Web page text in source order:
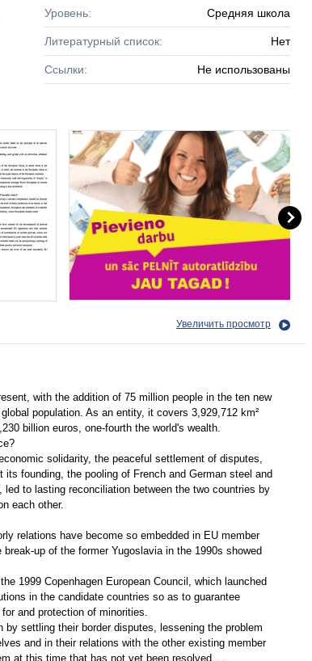
Уровень: Средняя школа
Литературный список: Нет
Ссылки: Не использованы
Увеличить просмотр
with the addition of 75 million people in the ten new
population. As an entity, it covers 3,929,712 km²
billion euros, one-fourth the world's wealth.
solidarity, the peaceful settlement of disputes,
founding, the pooling of French and German steel and
to lasting reconciliation between the two countries by
each other.
relations have become so embedded in EU member
up of the former Yugoslavia in the 1990s showed
1999 Copenhagen European Council, which launched
in the candidate countries so as to guarantee
and protection of minorities.
settling their border disputes, lessening the problem
and in their relations with the other existing member
at this time that has not yet been resolved.…